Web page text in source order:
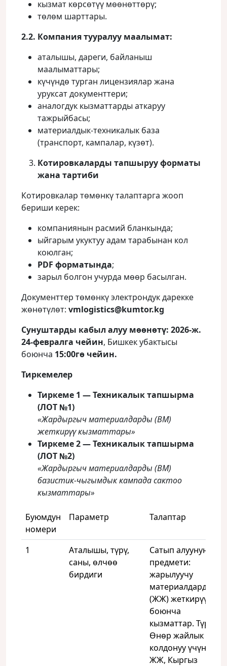
кызмат көрсөтүү мөөнөттөрү;
төлөм шарттары.
2.2. Компания тууралуу маалымат:
аталышы, дареги, байланыш
маалыматтары;
күчүндө турган лицензиялар жана
уруксат документтери;
аналогдук кызматтарды аткаруу
тажрыйбасы;
материалдык‑техникалык база
(транспорт, кампалар, күзөт).
Котировкаларды тапшыруу форматы
жана тартиби
Котировкалар төмөнкү талаптарга жооп
бериши керек:
компаниянын расмий бланкында;
ыйгарым укуктуу адам тарабынан кол
коюлган;
PDF форматында;
зарыл болгон учурда мөөр басылган.
Документтер төмөнкү электрондук дарекке
жөнөтүлөт: vmlogistics@kumtor.kg
Сунуштарды кабыл алуу мөөнөтү: 2026‑ж.
24‑февралга чейин, Бишкек убактысы
боюнча 15:00гө чейин.
Тиркемелер
Тиркеме 1 — Техникалык тапшырма
(ЛОТ №1)
«Жардыргыч материалдарды (ВМ)
жеткирүү кызматтары»
Тиркеме 2 — Техникалык тапшырма
(ЛОТ №2)
«Жардыргыч материалдарды (ВМ)
базистик‑чыгымдык кампада сактоо
кызматтары»
Буюмдун
номери
Параметр Талаптар
1
Аталышы, түрү,
саны, өлчөө
бирдиги
Сатып алуунун
предмети:
жарылуучу
материалдарды
(ЖЖ) жеткирүү
боюнча
кызматтар. Түрү:
Өнөр жайлык
колдонуу үчүн
ЖЖ, Кыргыз